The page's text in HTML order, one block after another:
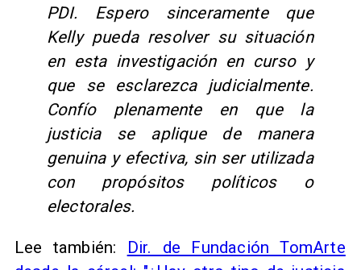
PDI. Espero sinceramente que
Kelly pueda resolver su situación
en esta investigación en curso y
que se esclarezca judicialmente.
Confío plenamente en que la
justicia se aplique de manera
genuina y efectiva, sin ser utilizada
con propósitos políticos o
electorales.​
Lee también: Dir. de Fundación TomArte